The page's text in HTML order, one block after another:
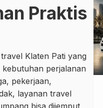
Praktis
Klaten Pati yang
perjalanan
pekerjaan,
layanan travel